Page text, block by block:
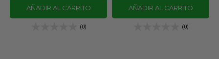
AÑADIR AL CARRITO
(0)
AÑADIR AL CARRITO
(0)